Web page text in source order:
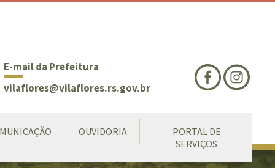
E-mail da Prefeitura
vilaflores@vilaflores.rs.gov.br
OUVIDORIA
PORTAL DE
SERVIÇOS